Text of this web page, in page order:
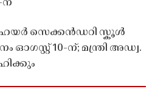
ന്
സെക്കൻഡറി സ്കൂൾ
ഓഗസ്റ്റ് 10-ന്; മന്ത്രി അഡ്വ.